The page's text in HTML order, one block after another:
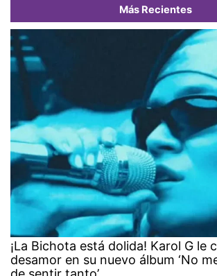
Más Recientes
¡La Bichota está dolida! Karol G le
desamor en su nuevo álbum ‘No